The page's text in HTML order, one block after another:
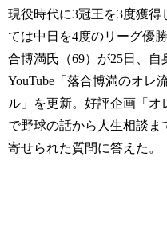
現役時代に3冠王を3度獲得
ては中日を4度のリーグ優
合博満氏（69）が25日、自
YouTube「落合博満のオレ
ル」を更新。好評企画「オ
で野球の話から人生相談ま
寄せられた質問に答えた。